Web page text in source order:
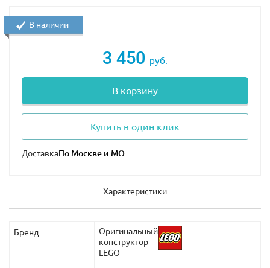
3 450 руб.
В корзину
Купить в один клик
Доставка
В наличии
Характеристики
Бренд
Оригинальный
конструктор
LEGO